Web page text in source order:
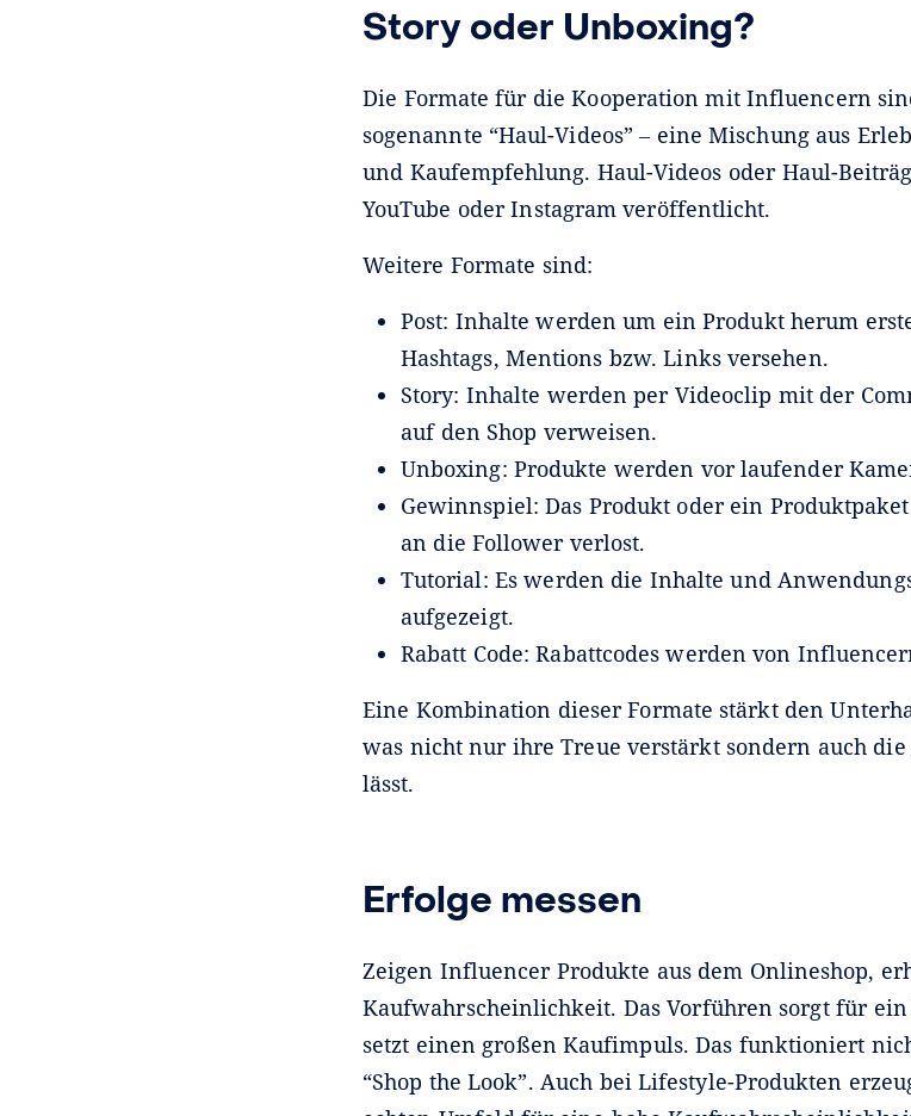
Story oder Unboxing?
Die Formate für die Kooperation mit Influencern
sogenannte “Haul-Videos” ‒ eine Mischung aus
und Kaufempfehlung. Haul-Videos oder Haul-
YouTube oder Instagram veröffentlicht.
Weitere Formate sind:
Post: Inhalte werden um ein Produkt herum
Hashtags, Mentions bzw. Links versehen.
Story: Inhalte werden per Videoclip mit der
auf den Shop verweisen.
Unboxing: Produkte werden vor laufender
Gewinnspiel: Das Produkt oder ein
an die Follower verlost.
Tutorial: Es werden die Inhalte und
aufgezeigt.
Rabatt Code: Rabattcodes werden von
Eine Kombination dieser Formate stärkt den
was nicht nur ihre Treue verstärkt sondern auch
lässt.
Erfolge messen
Zeigen Influencer Produkte aus dem Onlineshop,
Kaufwahrscheinlichkeit. Das Vorführen sorgt für
setzt einen großen Kaufimpuls. Das funktioniert
“Shop the Look”. Auch bei Lifestyle-Produkten